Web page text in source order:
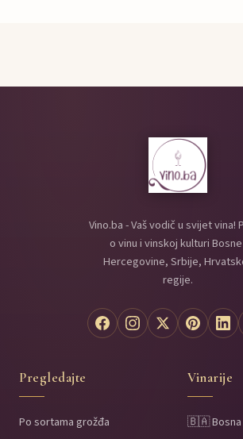
Vino.ba - Vaš vodič u svijet vina!
o vinu i vinskoj kulturi
Hercegovine, Srbije,
regije.
Pregledajte
Po sortama grožđa
Vinarije
🇧🇦 Bosna